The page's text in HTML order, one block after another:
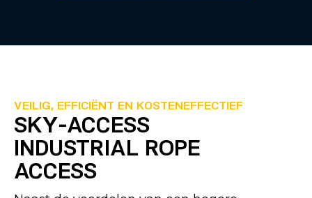
VEILIG, EFFICIËNT EN KOSTENEFFECTIEF
SKY-ACCESS
INDUSTRIAL ROPE
ACCESS